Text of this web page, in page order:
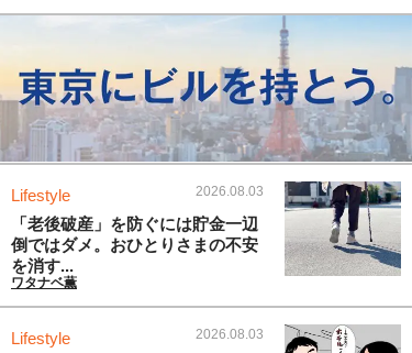
Lifestyle 2026.08.03
「老後破産」を防ぐには貯金一辺
倒ではダメ。おひとりさまの不安
を消す...
ワタナベ薫
Lifestyle 2026.08.03